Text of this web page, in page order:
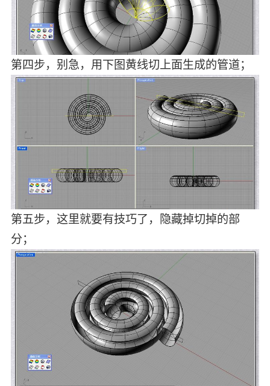
第四步，别急，用下图黄线切上面生成的管道；
第五步，这里就要有技巧了，隐藏掉切掉的部
分；